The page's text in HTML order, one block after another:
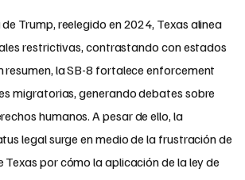
Trump, reelegido en 2024, Texas alinea
restrictivas, contrastando con estados
resumen, la SB-8 fortalece enforcement
migratorias, generando debates sobre
humanos. A pesar de ello, la
legal surge en medio de la frustración de
por cómo la aplicación de la ley de